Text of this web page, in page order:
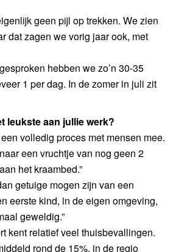
geen pijl op trekken. We zien
dat zagen we vorig jaar ook, met
hebben we zo’n 30-35
1 per dag. In de zomer in juli zit
leukste aan jullie werk?
volledig proces met mensen mee.
een vruchtje van nog geen 2
het kraambed.”
getuige mogen zijn van een
eerste kind, in de eigen omgeving,
geweldig.”
kent relatief veel thuisbevallingen.
rond de 15%, in de regio